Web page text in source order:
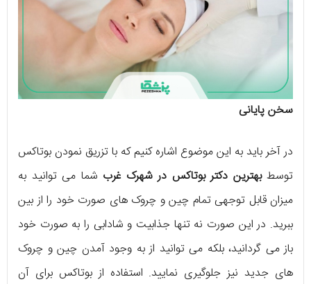
سخن پایانی
در آخر باید به این موضوع اشاره کنیم که با تزریق نمودن بوتاکس
توسطبهترین دکتر بوتاکس در شهرک غرب شما می‌ توانید به
میزان قابل توجهی تمام چین و چروک‌ های صورت خود را از بین
ببرید. در این صورت نه تنها جذابیت و شادابی را به صورت خود
باز می‌ گردانید، بلکه می‌ توانید از به وجود آمدن چین و چروک‌
های جدید نیز جلوگیری نمایید. استفاده از بوتاکس برای آن